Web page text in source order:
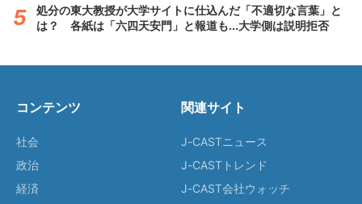
処分の東大教授が大学サイトに仕込んだ「不適切な言葉」と
は？ 各紙は「六四天安門」と報道も...大学側は説明拒否
コンテンツ
社会
政治
経済
関連サイト
J-CASTニュース
J-CASTトレンド
J-CAST会社ウォッチ